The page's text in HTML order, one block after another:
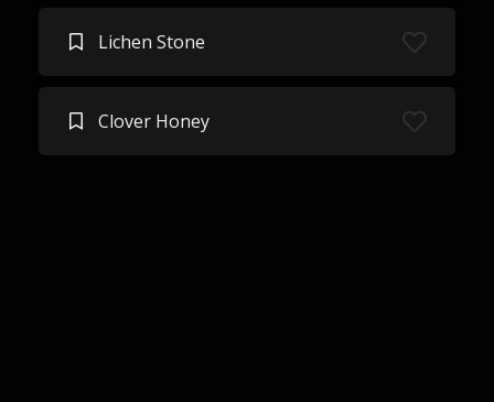
Lichen Stone
Clover Honey